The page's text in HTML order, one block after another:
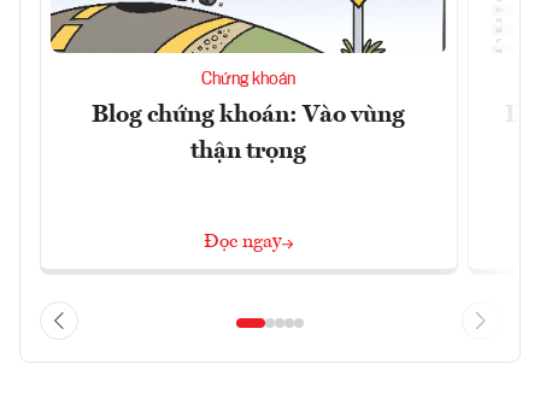
Chứng khoán
Blog chứng khoán: Vào vùng
thận trọng
Đọc ngay